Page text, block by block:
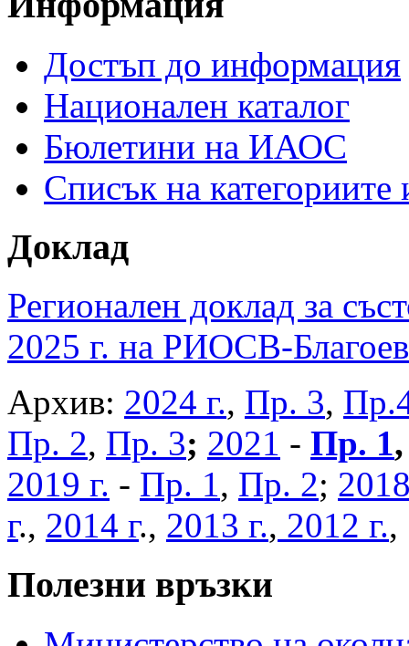
Достъп до информация
Национален каталог
Бюлетини на ИАОС
Списък на
Доклад
Регионален доклад за
2025 г. на РИОСВ-
Архив: 2024 г., Пр. 3,
Пр. 2, Пр. 3; 2021 - Пр. 1
2019 г. - Пр. 1, Пр. 2;
г., 2014 г., 2013 г., 2012 г.
Полезни връзки